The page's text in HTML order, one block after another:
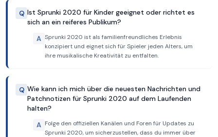
Q Ist Sprunki 2020 für Kinder geeignet oder richtet es
sich an ein reiferes Publikum?
A Sprunki 2020 ist als familienfreundliches Erlebnis
konzipiert und eignet sich für Spieler jeden Alters, um
ihre musikalische Kreativität zu entfalten.
Q Wie kann ich mich über die neuesten Nachrichten und
Patchnotizen für Sprunki 2020 auf dem Laufenden
halten?
A Folge den offiziellen Kanälen und Foren für Updates zu
Sprunki 2020, um sicherzustellen, dass du immer über